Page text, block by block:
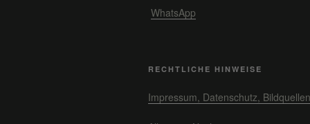
WhatsApp
RECHTLICHE HINWEISE
Impressum, Datenschutz, Bildquellen